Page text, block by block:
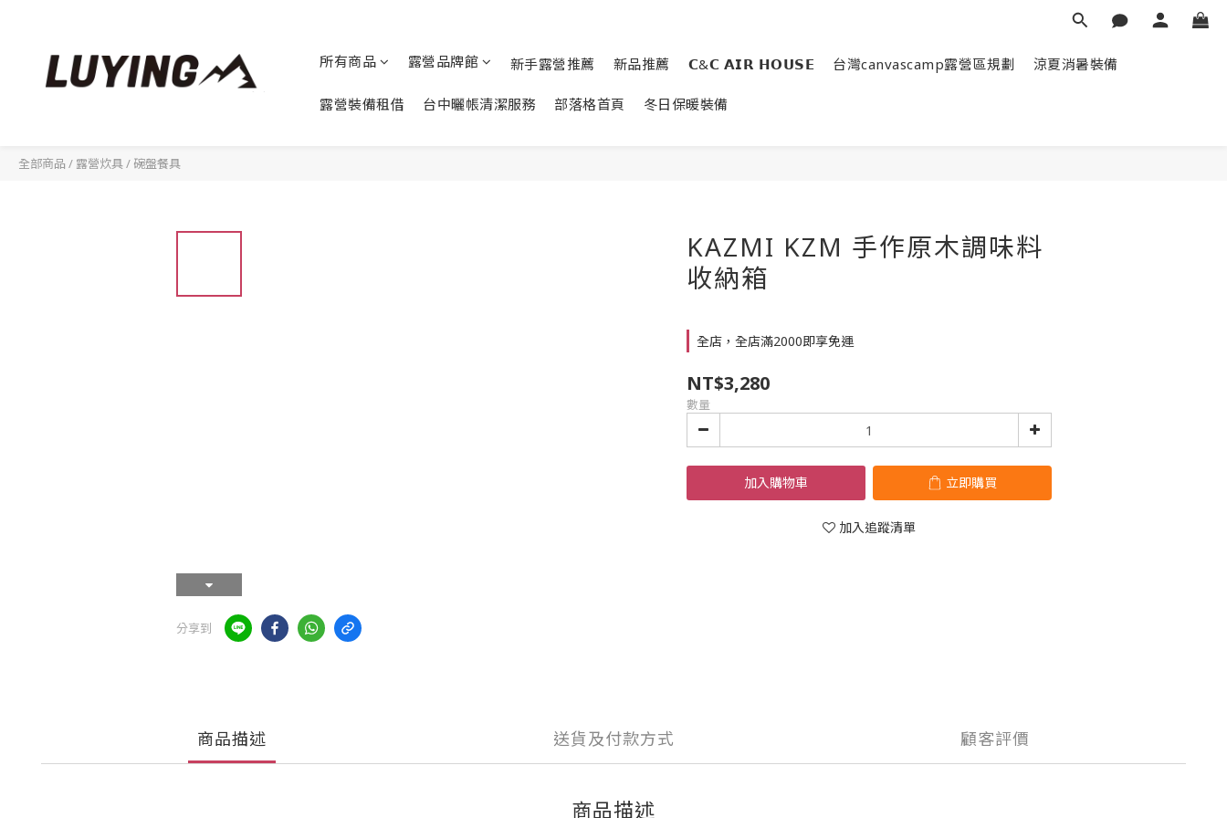
所有商品 露營品牌館 新手露營推薦 新品推薦 𝗖&𝗖 𝗔𝗜𝗥 𝗛𝗢𝗨𝗦𝗘 台灣canvascamp露營區規劃 涼夏消暑裝備
露營裝備租借 台中曬帳清潔服務 部落格首頁 冬日保暖裝備
全部商品 / 露營炊具/ 碗盤餐具
分享到
KAZMI KZM 手作原木調味料
收納箱
全店，全店滿2000即享免運
NT$3,280
數量
加入購物車 立即購買
加入追蹤清單
商品描述 送貨及付款方式 顧客評價
商品描述